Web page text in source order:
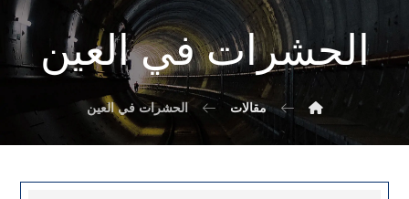
الحشرات في العين
مقالات الحشرات في العين